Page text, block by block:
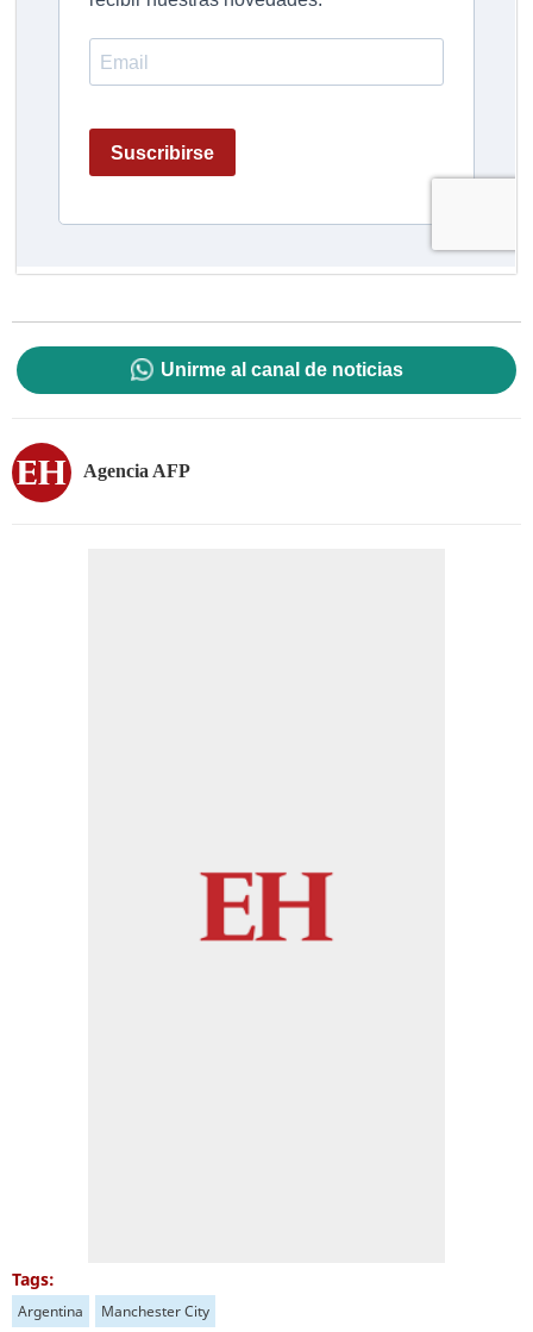
Unirme al canal de noticias
Agencia AFP
Tags:
Argentina Manchester City